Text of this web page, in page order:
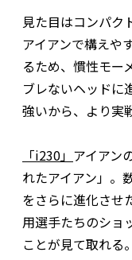
見た目はコンパク
アイアンで構えや
るため、慣性モー
ブレないヘッドに
強いから、より実
「i230」 アイアン
れたアイアン」。
をさらに進化させ
用選手たちのショ
ことが見て取れる。